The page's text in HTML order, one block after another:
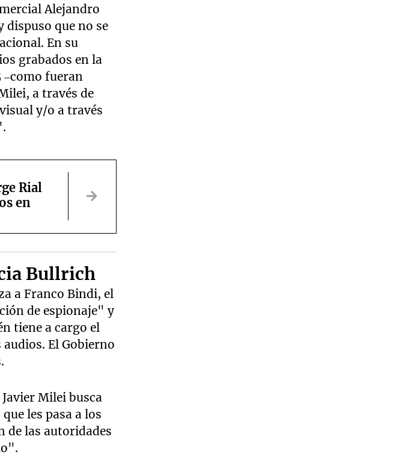
Alejandro
que no se
En su
grabados en la
–como fueran
a través de
y/o a través
Rial
en
Bullrich
a Franco Bindi, el
de espionaje" y
tiene a cargo el
El Gobierno
Milei busca
les pasa a los
de las autoridades